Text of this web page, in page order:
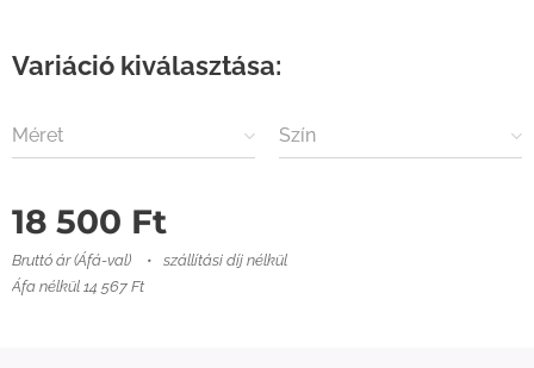
Variáció kiválasztása:
Méret Szín
18 500 Ft
Bruttó ár (Áfá-val)
szállítási díj nélkül
Áfa nélkül 14 567 Ft